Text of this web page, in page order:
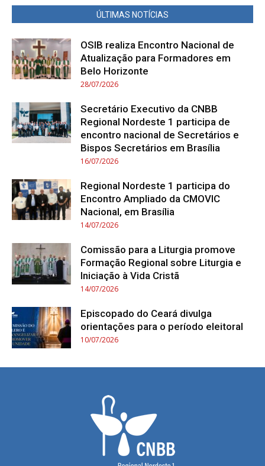
ÚLTIMAS NOTÍCIAS
OSIB realiza Encontro Nacional de
Atualização para Formadores em
Belo Horizonte
28/07/2026
Secretário Executivo da CNBB
Regional Nordeste 1 participa de
encontro nacional de Secretários e
Bispos Secretários em Brasília
16/07/2026
Regional Nordeste 1 participa do
Encontro Ampliado da CMOVIC
Nacional, em Brasília
14/07/2026
Comissão para a Liturgia promove
Formação Regional sobre Liturgia e
Iniciação à Vida Cristã
14/07/2026
Episcopado do Ceará divulga
orientações para o período eleitoral
10/07/2026